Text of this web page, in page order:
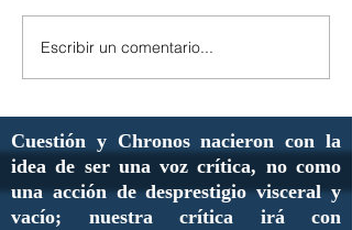
Escribir un comentario...
Cuestión y Chronos nacieron con la
idea de ser una voz crítica, no como
una acción de desprestigio visceral y
vacío; nuestra crítica irá con